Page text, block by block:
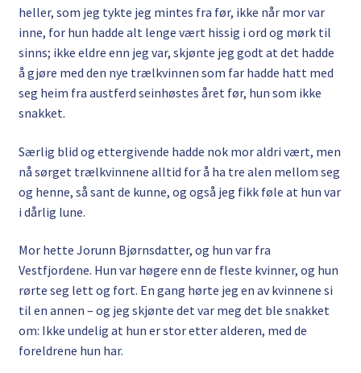
heller, som jeg tykte jeg mintes fra før, ikke når mor var
inne, for hun hadde alt lenge vært hissig i ord og mørk til
sinns; ikke eldre enn jeg var, skjønte jeg godt at det hadde
å gjøre med den nye trælkvinnen som far hadde hatt med
seg heim fra austferd seinhøstes året før, hun som ikke
snakket.
Særlig blid og ettergivende hadde nok mor aldri vært, men
nå sørget trælkvinnene alltid for å ha tre alen mellom seg
og henne, så sant de kunne, og også jeg fikk føle at hun var
i dårlig lune.
Mor hette Jorunn Bjørnsdatter, og hun var fra
Vestfjordene. Hun var høgere enn de fleste kvinner, og hun
rørte seg lett og fort. En gang hørte jeg en av kvinnene si
til en annen – og jeg skjønte det var meg det ble snakket
om: Ikke undelig at hun er stor etter alderen, med de
foreldrene hun har.